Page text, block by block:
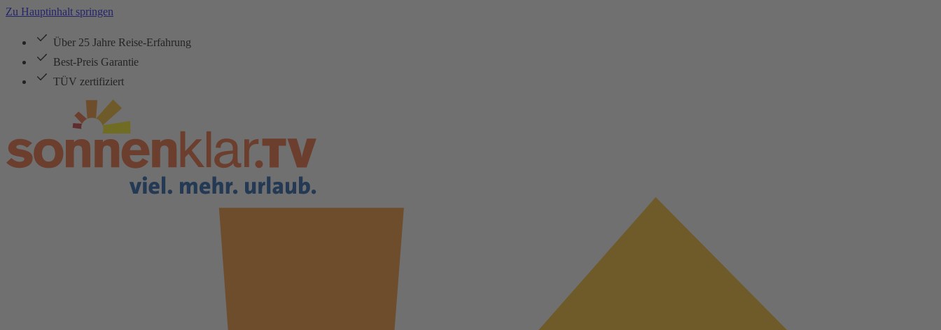
Zu Hauptinhalt springen
Über 25 Jahre Reise-Erfahrung
Best-Preis Garantie
TÜV zertifiziert